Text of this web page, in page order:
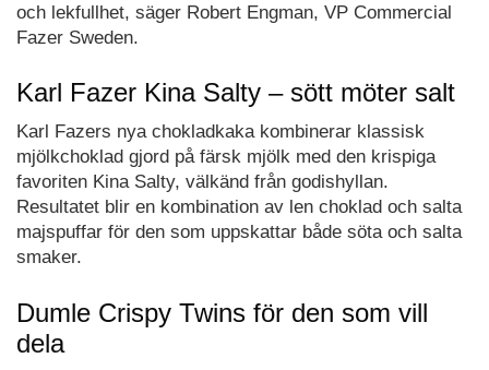
och lekfullhet, säger Robert Engman, VP Commercial
Fazer Sweden.
Karl Fazer Kina Salty – sött möter salt
Karl Fazers nya chokladkaka kombinerar klassisk
mjölkchoklad gjord på färsk mjölk med den krispiga
favoriten Kina Salty, välkänd från godishyllan.
Resultatet blir en kombination av len choklad och salta
majspuffar för den som uppskattar både söta och salta
smaker.
Dumle Crispy Twins för den som vill
dela